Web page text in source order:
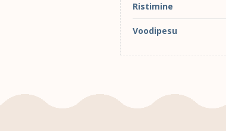
Ristimine
Voodipesu